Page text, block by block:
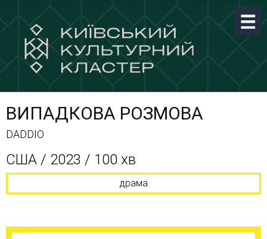
ВИПАДКОВА РОЗМОВА
DADDIO
США / 2023 / 100 хв
драма